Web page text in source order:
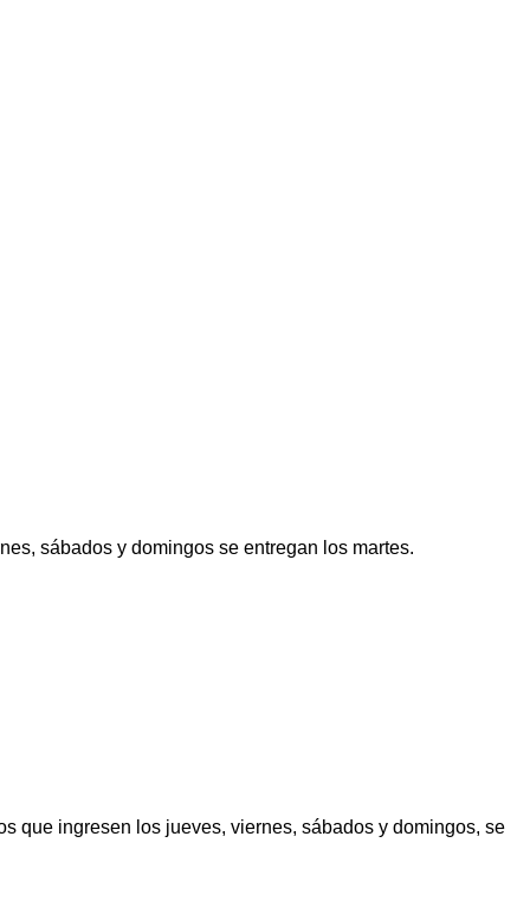
sábados y domingos se entregan los martes.
que ingresen los jueves, viernes, sábados y domingos, se